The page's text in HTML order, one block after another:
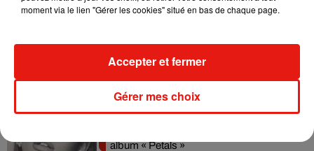
31 juillet 2026
album « Petals »
moment via le lien "Gérer les cookies" situé en bas de chaque page.
Gérer mes choix
Accepter et fermer